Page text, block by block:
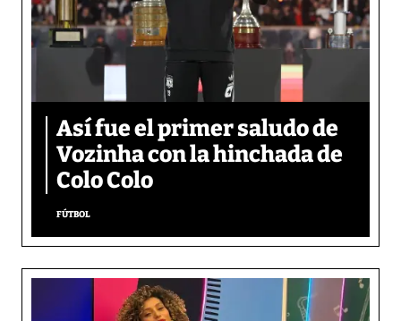
Así fue el primer saludo de
Vozinha con la hinchada de
Colo Colo
FÚTBOL